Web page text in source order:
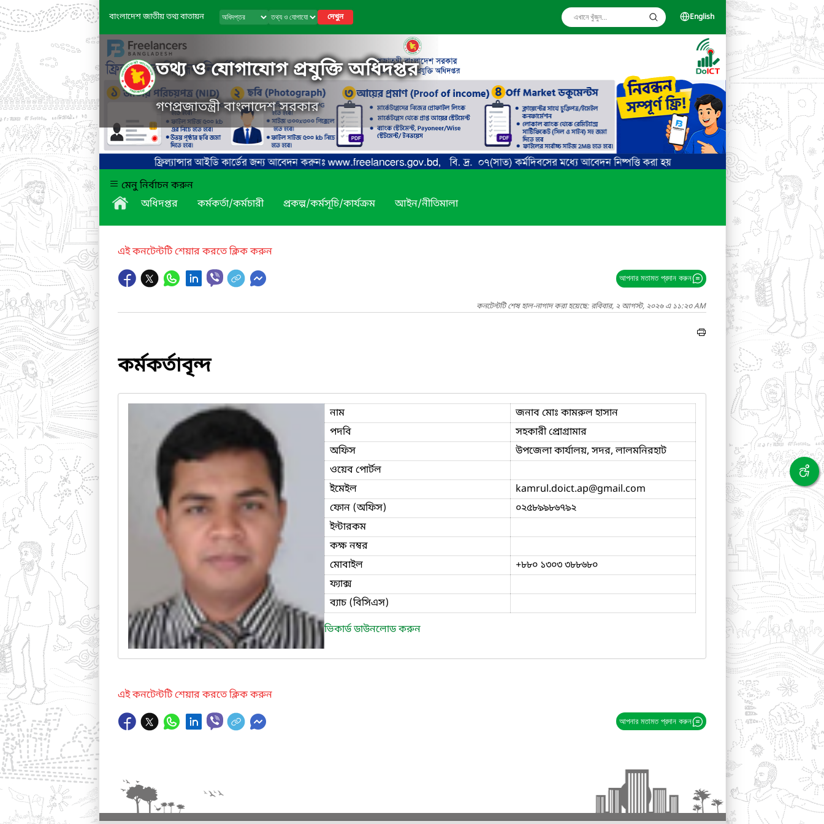
বাংলাদেশ জাতীয় তথ্য বাতায়ন দেখুন English
তথ্য ও যোগাযোগ প্রযুক্তি অধিদপ্তর
গণপ্রজাতন্ত্রী বাংলাদেশ সরকার
মেনু নির্বাচন করুন
অধিদপ্তর
কর্মকর্তা/কর্মচারী প্রকল্প/কর্মসূচি/কার্যক্রম আইন/নীতিমালা
এই কনটেন্টটি শেয়ার করতে ক্লিক করুন
আপনার মতামত প্রদান করুন
কনটেন্টটি শেষ হাল-নাগাদ করা হয়েছে: রবিবার, ২ আগস্ট, ২০২৬ এ ১১:২৩ AM
কর্মকর্তাবৃন্দ
নাম
জনাব মোঃ কামরুল হাসান
পদবি
সহকারী প্রোগ্রামার
অফিস
উপজেলা কার্যালয়, সদর, লালমনিরহাট
ওয়েব পোর্টল
ইমেইল
kamrul.doict.ap@gmail.com
ফোন (অফিস)
০২৫৮৯৯৮৬৭৯২
ইন্টারকম
কক্ষ নম্বর
মোবাইল
+৮৮০ ১৩০৩ ৩৮৮৬৮০
ফ্যাক্স
ব্যাচ (বিসিএস)
ভিকার্ড ডাউনলোড করুন
এই কনটেন্টটি শেয়ার করতে ক্লিক করুন
আপনার মতামত প্রদান করুন